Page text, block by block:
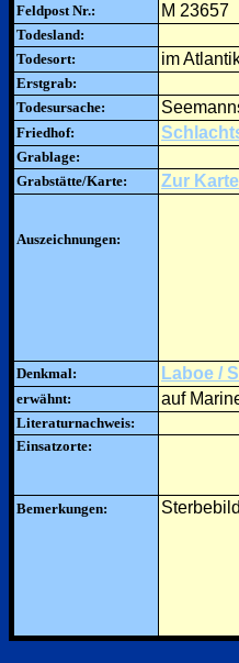
Feldpost Nr.:
M 23657
Todesland:
Todesort:
im
Erstgrab:
Todesursache:
Friedhof:
Grablage:
Grabstätte/Karte:
Zur
Auszeichnungen:
Denkmal: Laboe /
erwähnt: auf
Literaturnachweis:
Einsatzorte:
Bemerkungen: